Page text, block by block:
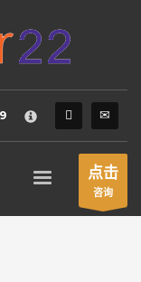
by sending an
点击
咨询